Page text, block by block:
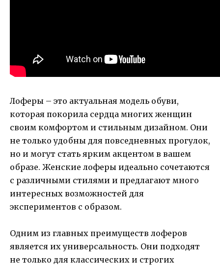
Лоферы – это актуальная модель обуви,
которая покорила сердца многих женщин
своим комфортом и стильным дизайном. Они
не только удобны для повседневных прогулок,
но и могут стать ярким акцентом в вашем
образе. Женские лоферы идеально сочетаются
с различными стилями и предлагают много
интересных возможностей для
экспериментов с образом.
Одним из главных преимуществ лоферов
является их универсальность. Они подходят
не только для классических и строгих